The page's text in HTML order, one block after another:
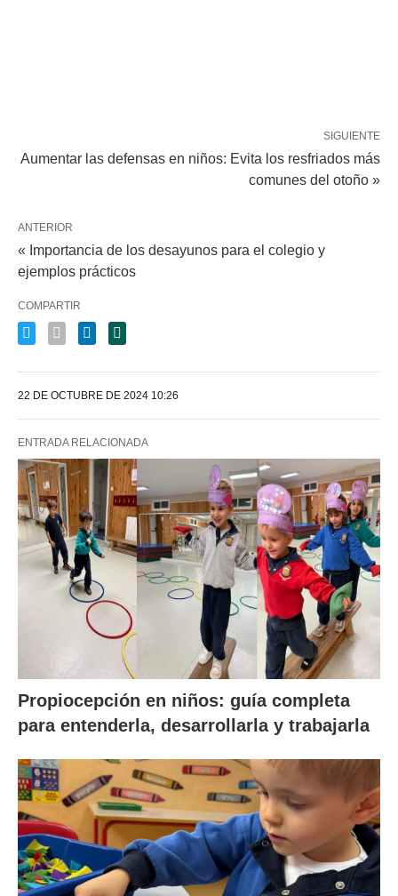
SIGUIENTE
Aumentar las defensas en niños: Evita los resfriados más
comunes del otoño »
ANTERIOR
« Importancia de los desayunos para el colegio y
ejemplos prácticos
COMPARTIR
22 DE OCTUBRE DE 2024 10:26
ENTRADA RELACIONADA
Propiocepción en niños: guía completa
para entenderla, desarrollarla y trabajarla